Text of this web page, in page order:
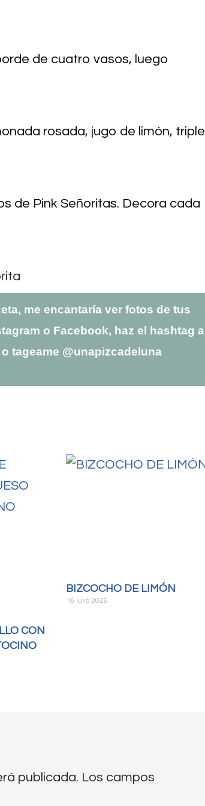
de cuatro vasos, luego
rosada, jugo de limón, triple
de Pink Señoritas. Decora cada
me encantaría ver fotos de tus
o Facebook, haz el hashtag a
tageame @unapizcadeluna
CON
BIZCOCHO DE LIMÓN
16 julio 2026
publicada. Los campos